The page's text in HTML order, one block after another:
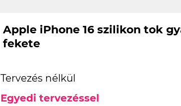
Apple iPhone 16 szilikon tok
fekete
Tervezés nélkül
Egyedi tervezéssel